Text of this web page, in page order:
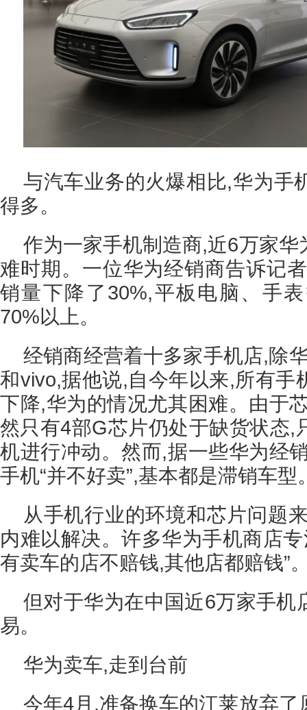
与汽车业务的火爆相比,华为手
得多。
作为一家手机制造商,近6万家
难时期。一位华为经销商告诉记
销量下降了30%,平板电脑、手
70%以上。
经销商经营着十多家手机店,除
和vivo,据他说,自今年以来,所有手
下降,华为的情况尤其困难。由于
然只有4部G芯片仍处于缺货状态,
机进行冲动。然而,据一些华为经
手机“并不好卖”,基本都是滞销车型
从手机行业的环境和芯片问题
内难以解决。许多华为手机商店
有卖车的店不赔钱,其他店都赔钱”
但对于华为在中国近6万家手机
易。
华为卖车,走到台前
今年4月,准备换车的江莱放弃